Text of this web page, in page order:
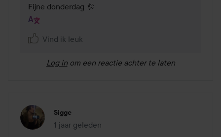
Fijne donderdag 🌞
Vind ik leuk
Log in om een reactie achter te laten
Sigge
1 jaar geleden
Het bericht is gemaakt 1 jaar geleden